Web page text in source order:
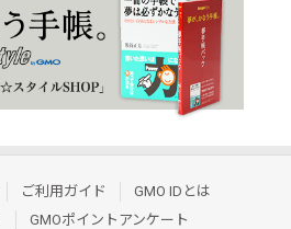
ご利用ガイド
GMO IDとは
GMOポイントアンケート